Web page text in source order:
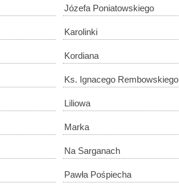
Józefa Poniatowskiego
Karolinki
Kordiana
Ks. Ignacego Rembowskiego
Liliowa
Marka
Na Sarganach
Pawła Pośpiecha